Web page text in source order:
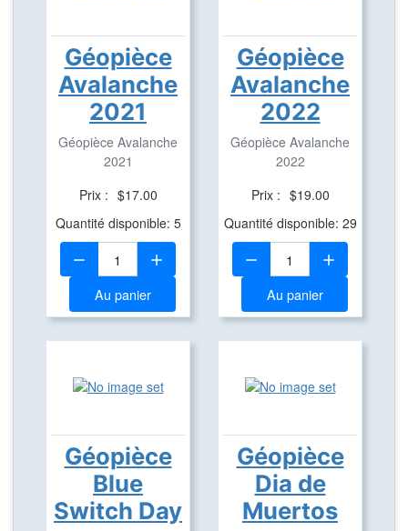
Géopièce
Avalanche
2021
Géopièce Avalanche
2021
Prix : $17.00
Quantité disponible: 5
Quantité:
Au panier
Géopièce
Avalanche
2022
Géopièce Avalanche
2022
Prix : $19.00
Quantité disponible: 29
Quantité:
Au panier
Géopièce
Blue
Switch Day
Géopièce
Dia de
Muertos